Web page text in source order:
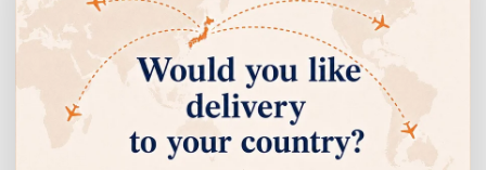
한 맛을 추구합니다.
60종 이상의 풍부한 맛
2010년 출시 이후 과일계, 소다계, 계절 한정 등 다양한 맛을 선보였습
니다. 매번 새로운 놀라움과 즐거움을 전하는 브랜드로 구미 팬들에게
쇼핑 안내
고객센터